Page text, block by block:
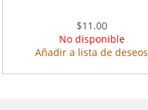
$11.00
No disponible
Añadir a lista de deseos